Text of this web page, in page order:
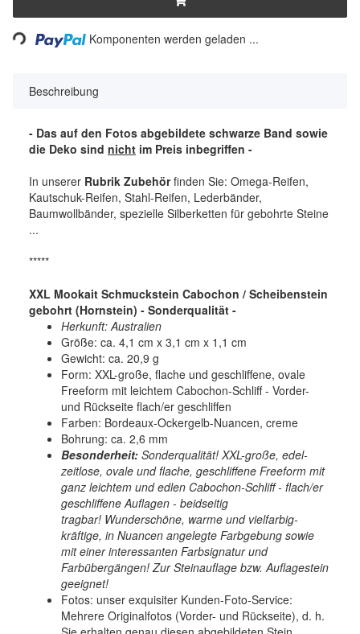
Loading... Komponenten werden geladen ...
Beschreibung
- Das auf den Fotos abgebildete schwarze Band sowie
die Deko sind nicht im Preis inbegriffen -
In unserer Rubrik Zubehörfinden Sie: Omega-Reifen,
Kautschuk-Reifen, Stahl-Reifen, Lederbänder,
Baumwollbänder, spezielle Silberketten für gebohrte Steine
...
*****
XXL Mookait Schmuckstein Cabochon / Scheibenstein
gebohrt (Hornstein) - Sonderqualität -
Herkunft: Australien
Größe: ca. 4,1 cm x 3,1 cm x 1,1 cm
Gewicht: ca. 20,9 g
Form: XXL-große, flache und geschliffene, ovale
Freeform mit leichtem Cabochon-Schliff - Vorder-
und Rückseite flach/er geschliffen
Farben: Bordeaux-Ockergelb-Nuancen, creme
Bohrung: ca. 2,6 mm
Besonderheit: Sonderqualität! XXL-große, edel-
zeitlose, ovale und flache, geschliffene Freeform mit
ganz leichtem und edlen Cabochon-Schliff - flach/er
geschliffene Auflagen - beidseitig
tragbar! Wunderschöne, warme und vielfarbig-
kräftige, in Nuancen angelegte Farbgebung sowie
mit einer interessanten Farbsignatur und
Farbübergängen! Zur Steinauflage bzw. Auflagestein
geeignet!
Fotos: unser exquisiter Kunden-Foto-Service:
Mehrere Originalfotos (Vorder- und Rückseite), d. h.